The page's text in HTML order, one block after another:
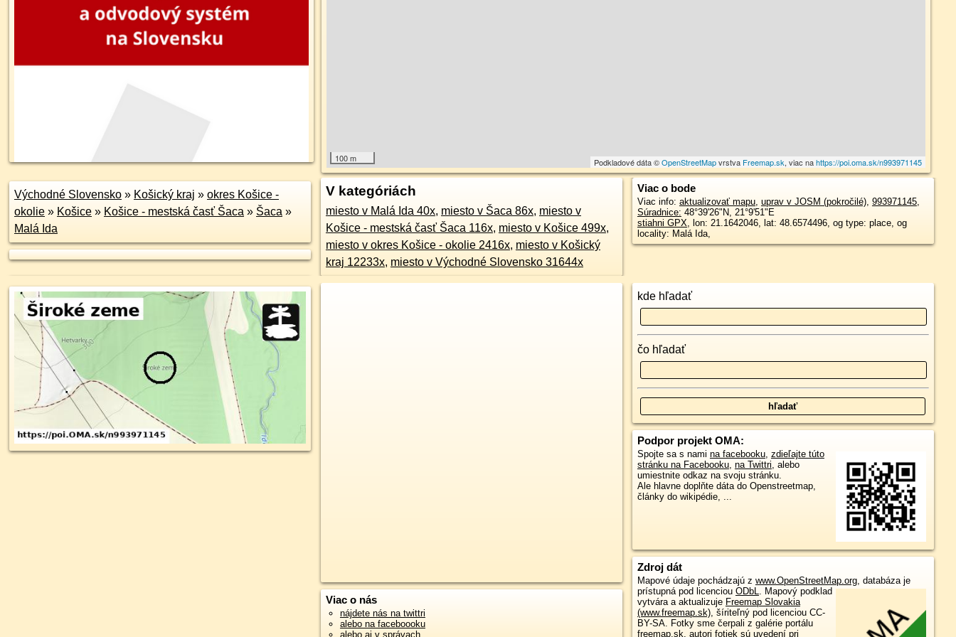
100 m Podkladové dáta ©OpenStreetMapvrstva Freemap.sk, viac nahttps://poi.oma.sk/n993971145
Východné Slovensko » Košický kraj » okres Košice -
okolie » Košice » Košice - mestská časť Šaca » Šaca »
Malá Ida
V kategóriách
miesto v Malá Ida 40x, miesto v Šaca 86x, miesto v
Košice - mestská časť Šaca 116x, miesto v Košice 499x,
miesto v okres Košice - okolie 2416x, miesto v Košický
kraj 12233x, miesto v Východné Slovensko 31644x
Viac o bode
Viac info: aktualizovať mapu, uprav v JOSM (pokročilé), 993971145,
Súradnice: 48°39'26"N, 21°9'51"E
stiahni GPX, lon: 21.1642046, lat: 48.6574496, og type: place, og
locality: Malá Ida,
Viac o nás
nájdete nás na twittri
alebo na faceboooku
alebo aj v správach
kde hľadať
čo hľadať
Podpor projekt OMA:
Spojte sa s nami na facebooku, zdieľajte túto
stránku na Facebooku, na Twittri, alebo
umiestnite odkaz na svoju stránku.
Ale hlavne doplňte dáta do Openstreetmap,
články do wikipédie, ...
Zdroj dát
Mapové údaje pochádzajú z www.OpenStreetMap.org, databáza je
prístupná pod licenciou ODbL. Mapový podklad
vytvára a aktualizuje Freemap Slovakia
(www.freemap.sk), šíriteľný pod licenciou CC-
BY-SA. Fotky sme čerpali z galérie portálu
freemap.sk, autori fotiek sú uvedení pri